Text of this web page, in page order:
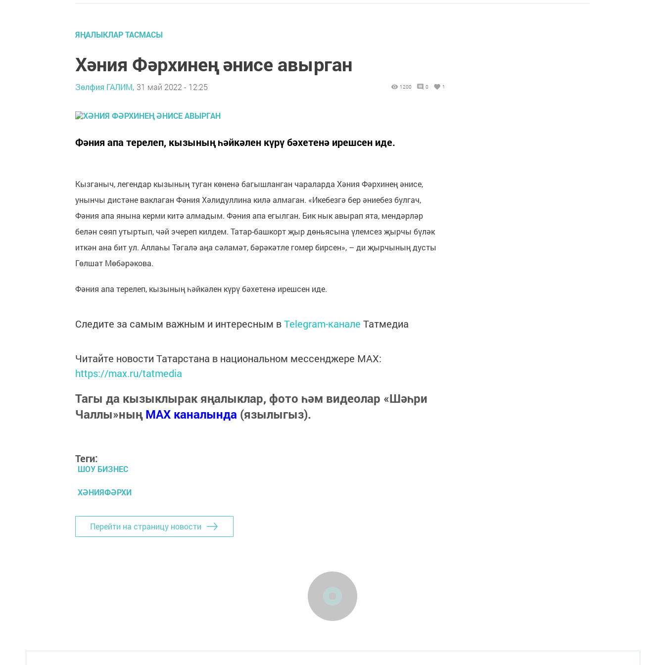
ЯҢАЛЫКЛАР ТАСМАСЫ
Хәния Фәрхинең әнисе авырган
Зөлфия ГАЛИМ, 31 май 2022 - 12:25 1200 0 1
Фәния апа терелеп, кызының һәйкәлен күрү бәхетенә ирешсен иде.
Кызганыч, легендар кызының туган көненә багышланган чараларда Хәния Фәрхинең әнисе,
унынчы дистәне ваклаган Фәния Хәлидуллина килә алмаган. «Икебезгә бер әниебез булгач,
Фәния апа янына керми китә алмадым. Фәния апа егылган. Бик нык авырап ята, мендәрләр
белән сөяп утыртып, чәй эчереп килдем. Татар-башкорт җыр дөньясына үлемсез җырчы бүләк
иткән ана бит ул. Аллаһы Тәгалә аңа сәламәт, бәрәкәтле гомер бирсен», – ди җырчының дусты
Гөлшат Мөбәрәкова.
Фәния апа терелеп, кызының һәйкәлен күрү бәхетенә ирешсен иде.
Следите за самым важным и интересным вTelegram-канале Татмедиа
Читайте новости Татарстана в национальном мессенджере MАХ:
https://max.ru/tatmedia
Тагы да кызыклырак яңалыклар, фото һәм видеолар «Шәһри
Чаллы»ныңMAX каналында (язылыгыз).
Теги:
ШОУ БИЗНЕС
ХӘНИЯФӘРХИ
Перейти на страницу новости